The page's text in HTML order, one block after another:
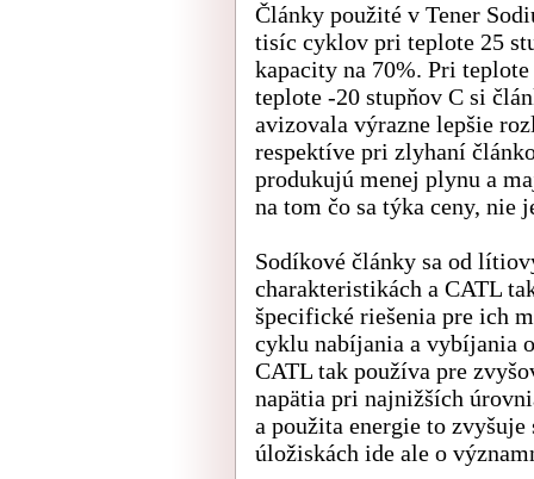
Články použité v Tener
tisíc cyklov pri teplote 25
kapacity na 70%. Pri
teplote -20 stupňov C si
avizovala výrazne lepšie
respektíve pri zlyhaní
produkujú menej plynu a
na tom čo sa týka ceny, nie
Sodíkové články sa od
charakteristikách a CATL
špecifické riešenia pre ich
cyklu nabíjania a vybíjania
CATL tak používa pre
napätia pri najnižších
a použita energie to
úložiskách ide ale o